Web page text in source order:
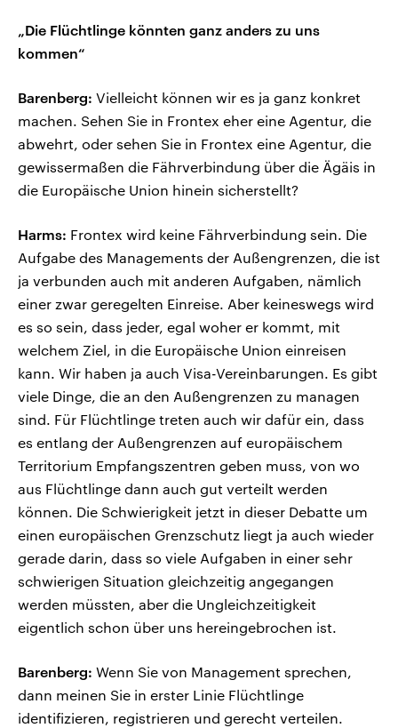
„Die Flüchtlinge könnten ganz anders zu uns
kommen“
Barenberg: Vielleicht können wir es ja ganz konkret
machen. Sehen Sie in Frontex eher eine Agentur, die
abwehrt, oder sehen Sie in Frontex eine Agentur, die
gewissermaßen die Fährverbindung über die Ägäis in
die Europäische Union hinein sicherstellt?
Harms: Frontex wird keine Fährverbindung sein. Die
Aufgabe des Managements der Außengrenzen, die ist
ja verbunden auch mit anderen Aufgaben, nämlich
einer zwar geregelten Einreise. Aber keineswegs wird
es so sein, dass jeder, egal woher er kommt, mit
welchem Ziel, in die Europäische Union einreisen
kann. Wir haben ja auch Visa-Vereinbarungen. Es gibt
viele Dinge, die an den Außengrenzen zu managen
sind. Für Flüchtlinge treten auch wir dafür ein, dass
es entlang der Außengrenzen auf europäischem
Territorium Empfangszentren geben muss, von wo
aus Flüchtlinge dann auch gut verteilt werden
können. Die Schwierigkeit jetzt in dieser Debatte um
einen europäischen Grenzschutz liegt ja auch wieder
gerade darin, dass so viele Aufgaben in einer sehr
schwierigen Situation gleichzeitig angegangen
werden müssten, aber die Ungleichzeitigkeit
eigentlich schon über uns hereingebrochen ist.
Barenberg: Wenn Sie von Management sprechen,
dann meinen Sie in erster Linie Flüchtlinge
identifizieren, registrieren und gerecht verteilen.